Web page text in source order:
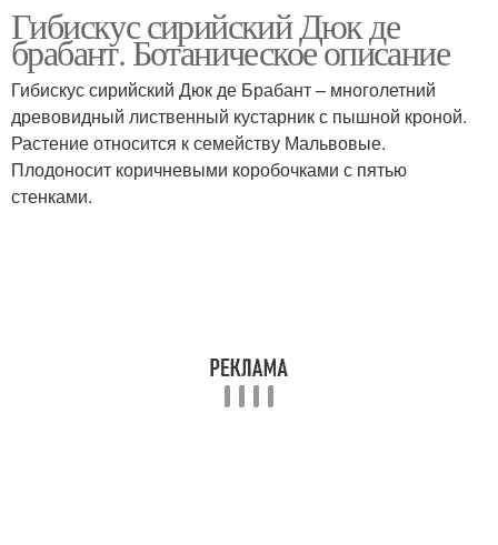
Гибискус сирийский Дюк де
брабант. Ботаническое описание
Гибискус сирийский Дюк де Брабант – многолетний
древовидный лиственный кустарник с пышной кроной.
Растение относится к семейству Мальвовые.
Плодоносит коричневыми коробочками с пятью
стенками.